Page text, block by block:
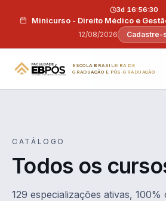
Minicurso - Direito Médico e
12/08/2026
3d 16:56:29
Cadastre-
ESCOLA BRASILEIRA DE
GRADUAÇÃO E PÓS-GRADUAÇÃO
CATÁLOGO
Todos os
129 especializações ativas,